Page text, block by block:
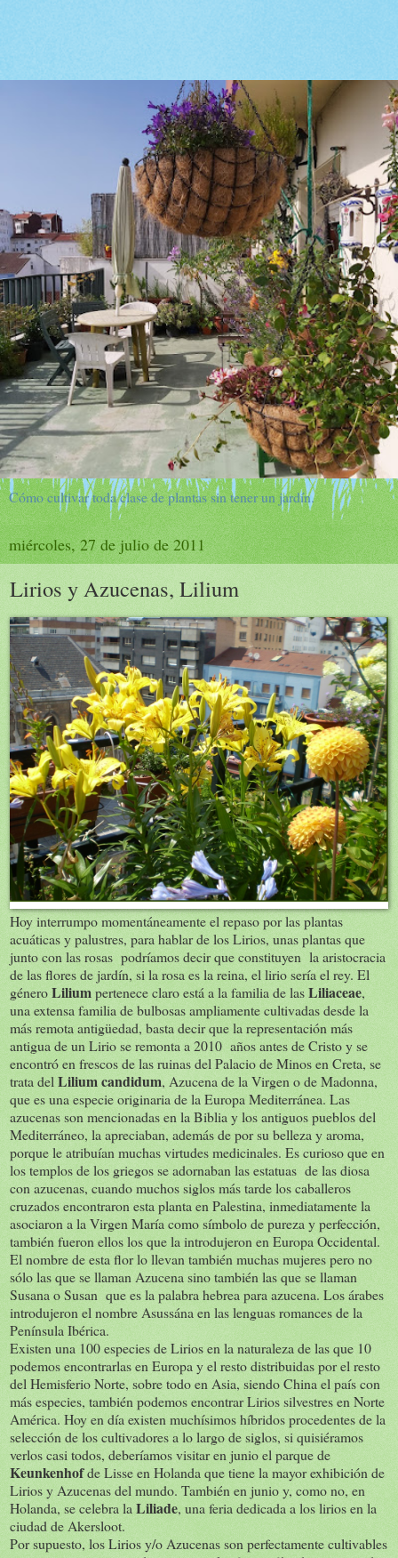
Cómo cultivar toda clase de plantas sin tener un jardín.
miércoles, 27 de julio de 2011
Lirios y Azucenas, Lilium
Hoy interrumpo momentáneamente el repaso por las plantas
acuáticas y palustres, para hablar de los Lirios, unas plantas que
junto con las rosas podríamos decir que constituyen la aristocracia
de las flores de jardín, si la rosa es la reina, el lirio sería el rey. El
géneroLiliumpertenece claro está a la familia de lasLiliaceae,
una extensa familia de bulbosas ampliamente cultivadas desde la
más remota antigüedad, basta decir que la representación más
antigua de un Lirio se remonta a 2010 años antes de Cristo y se
encontró en frescos de las ruinas del Palacio de Minos en Creta, se
trata del Lilium candidum, Azucena de la Virgen o de Madonna,
que es una especie originaria de la Europa Mediterránea. Las
azucenas son mencionadas en la Biblia y los antiguos pueblos del
Mediterráneo, la apreciaban, además de por su belleza y aroma,
porque le atribuían muchas virtudes medicinales. Es curioso que en
los templos de los griegos se adornaban las estatuas de las diosa
con azucenas, cuando muchos siglos más tarde los caballeros
cruzados encontraron esta planta en Palestina, inmediatamente la
asociaron a la Virgen María como símbolo de pureza y perfección,
también fueron ellos los que la introdujeron en Europa Occidental.
El nombre de esta flor lo llevan también muchas mujeres pero no
sólo las que se llaman Azucena sino también las que se llaman
Susana o Susan que es la palabra hebrea para azucena. Los árabes
introdujeron el nombre Asussána en las lenguas romances de la
Península Ibérica.
Existen una 100 especies de Lirios en la naturaleza de las que 10
podemos encontrarlas en Europa y el resto distribuidas por el resto
del Hemisferio Norte, sobre todo en Asia, siendo China el país con
más especies, también podemos encontrar Lirios silvestres en Norte
América. Hoy en día existen muchísimos híbridos procedentes de la
selección de los cultivadores a lo largo de siglos, si quisiéramos
verlos casi todos, deberíamos visitar en junio el parque de
Keunkenhofde Lisse en Holanda que tiene la mayor exhibición de
Lirios y Azucenas del mundo. También en junio y, como no, en
Holanda, se celebra la Liliade, una feria dedicada a los lirios en la
ciudad de Akersloot.
Por supuesto, los Lirios y/o Azucenas son perfectamente cultivables